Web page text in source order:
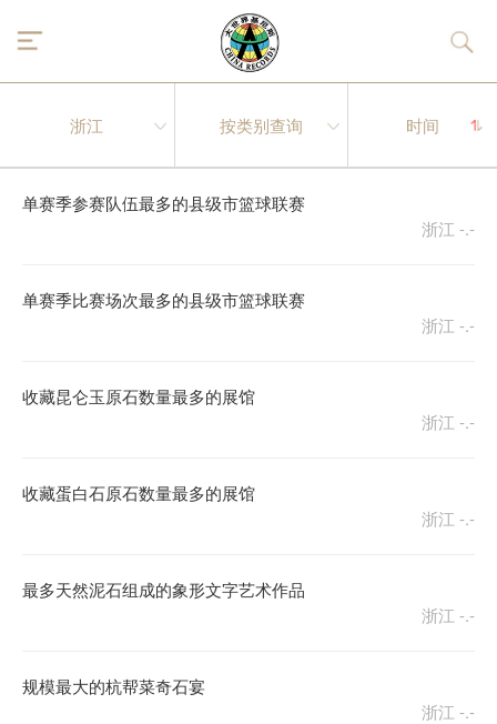
单赛季参赛队伍最多的县级市篮球联赛
浙江 -.-
单赛季比赛场次最多的县级市篮球联赛
浙江 -.-
收藏昆仑玉原石数量最多的展馆
浙江 -.-
收藏蛋白石原石数量最多的展馆
浙江 -.-
最多天然泥石组成的象形文字艺术作品
浙江 -.-
规模最大的杭帮菜奇石宴
浙江 -.-